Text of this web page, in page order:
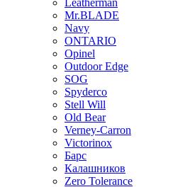
Leatherman
Mr.BLADE
Navy
ONTARIO
Opinel
Outdoor Edge
SOG
Spyderco
Stell Will
Old Bear
Verney-Carron
Victorinox
Барс
Калашников
Zero Tolerance